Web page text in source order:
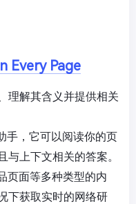
Every Page
理解其含义并提供相关
手，它可以阅读你的页
上下文相关的答案。
页面等多种类型的内
下获取实时的网络研